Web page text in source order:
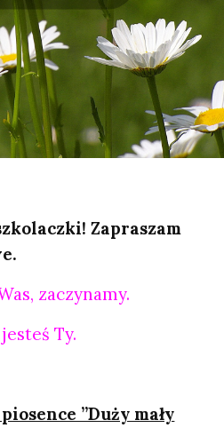
Zapraszam
zaczynamy.
Ty.
”Duży mały